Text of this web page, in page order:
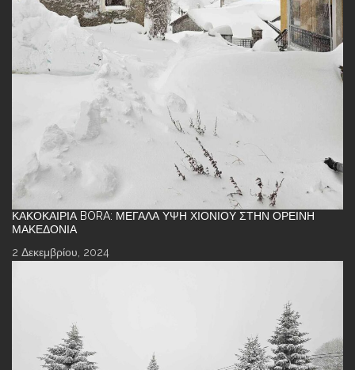
ΚΑΚΟΚΑΙΡΊΑ BORA: ΜΕΓΆΛΑ ΎΨΗ ΧΙΟΝΙΟΎ ΣΤΗΝ ΟΡΕΙΝΉ
ΜΑΚΕΔΟΝΊΑ
2 Δεκεμβρίου, 2024